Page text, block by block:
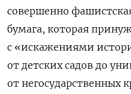
совершенно
бумага, которая
с «искажениями
от детских садов до
от негосударственных